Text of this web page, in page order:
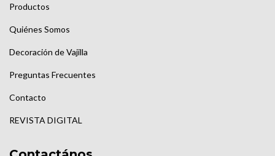
Productos
Quiénes Somos
Decoración de Vajilla
Preguntas Frecuentes
Contacto
REVISTA DIGITAL